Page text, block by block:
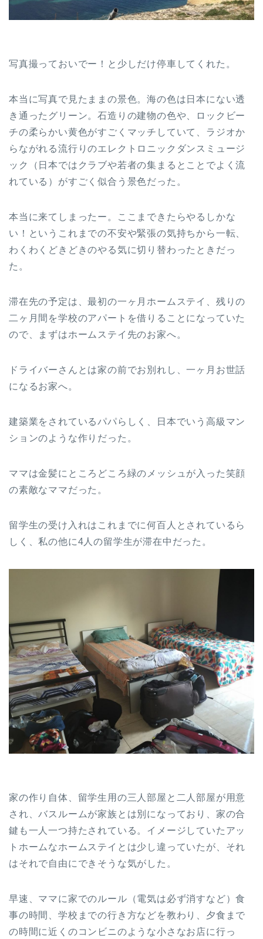
写真撮っておいでー！と少しだけ停車してくれた。
本当に写真で見たままの景色。海の色は日本にない透
き通ったグリーン。石造りの建物の色や、ロックビー
チの柔らかい黄色がすごくマッチしていて、ラジオか
らながれる流行りのエレクトロニックダンスミュージ
ック（日本ではクラブや若者の集まるとことでよく流
れている）がすごく似合う景色だった。
本当に来てしまったー。ここまできたらやるしかな
い！というこれまでの不安や緊張の気持ちから一転、
わくわくどきどきのやる気に切り替わったときだっ
た。
滞在先の予定は、最初の一ヶ月ホームステイ、残りの
二ヶ月間を学校のアパートを借りることになっていた
ので、まずはホームステイ先のお家へ。
ドライバーさんとは家の前でお別れし、一ヶ月お世話
になるお家へ。
建築業をされているパパらしく、日本でいう高級マン
ションのような作りだった。
ママは金髪にところどころ緑のメッシュが入った笑顔
の素敵なママだった。
留学生の受け入れはこれまでに何百人とされているら
しく、私の他に4人の留学生が滞在中だった。
家の作り自体、留学生用の三人部屋と二人部屋が用意
され、バスルームが家族とは別になっており、家の合
鍵も一人一つ持たされている。イメージしていたアッ
トホームなホームステイとは少し違っていたが、それ
はそれで自由にできそうな気がした。
早速、ママに家でのルール（電気は必ず消すなど）食
事の時間、学校までの行き方などを教わり、夕食まで
の時間に近くのコンビニのような小さなお店に行っ